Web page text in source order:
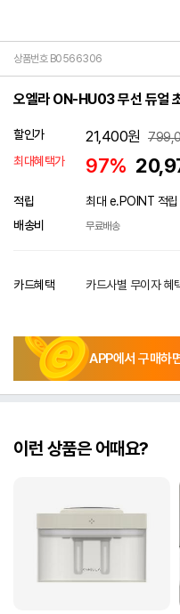
상품번호 B0566306
오엘라 ON-HU03 무선 듀얼
할인가 21,400원
최대혜택가
97%
적립 최대 e.POINT 적립
배송비
무료배송
카드혜택 카드사별 무이자 혜
APP에서 구매하
이런 상품은 어때요?